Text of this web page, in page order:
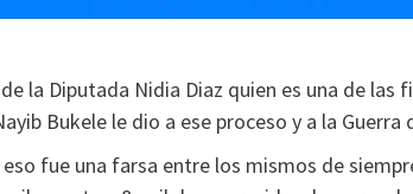
la Diputada Nidia Diaz quien es una de
Bukele le dio a ese proceso y a la Guerra
fue una farsa entre los mismos de